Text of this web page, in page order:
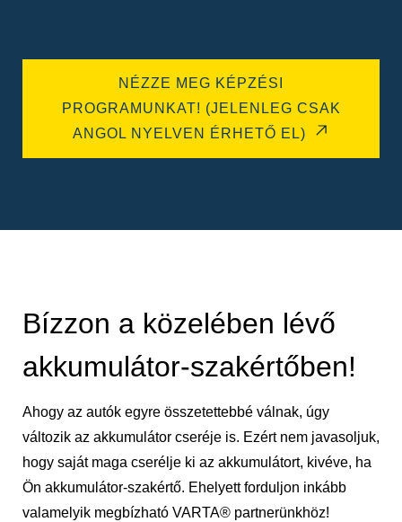
NÉZZE MEG KÉPZÉSI
PROGRAMUNKAT! (JELENLEG CSAK
ANGOL NYELVEN ÉRHETŐ EL)
Bízzon a közelében lévő
akkumulátor-szakértőben!
Ahogy az autók egyre összetettebbé válnak, úgy
változik az akkumulátor cseréje is. Ezért nem javasoljuk,
hogy saját maga cserélje ki az akkumulátort, kivéve, ha
Ön akkumulátor-szakértő. Ehelyett forduljon inkább
valamelyik megbízható VARTA® partnerünkhöz!